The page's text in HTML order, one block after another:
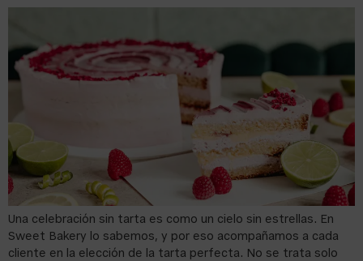
Una celebración sin tarta es como un cielo sin estrellas. En
Sweet Bakery lo sabemos, y por eso acompañamos a cada
cliente en la elección de la tarta perfecta. No se trata solo